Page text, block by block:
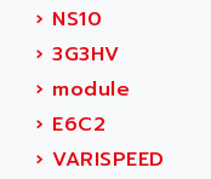
ADN
ADN PESAGE
ADTECH
ADV
ADVANCE
› NS10
› 3G3HV
› module
› E6C2
› VARISPEED